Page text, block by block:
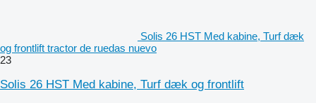
Solis 26 HST Med kabine, Turf dæk
og frontlift tractor de ruedas nuevo
23
Solis 26 HST Med kabine, Turf dæk og frontlift